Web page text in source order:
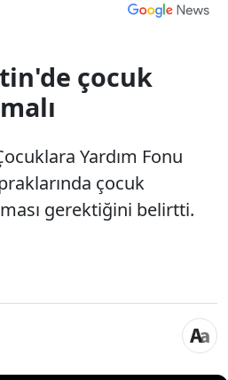
çocuk
Yardım Fonu
çocuk
gerektiğini belirtti.